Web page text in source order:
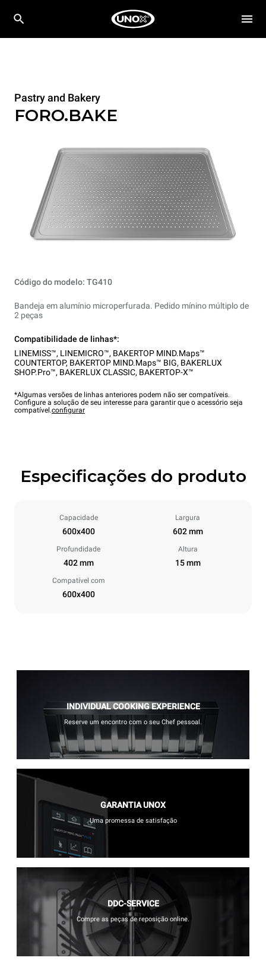
Pastry and Bakery
FORO.BAKE
Código do modelo: TG410
Bandeja em alumínio microperfurada. Pedido mínino múltiplo de
2 peças
Compatibilidade de linhas*:
LINEMISS™, LINEMICRO™, BAKERTOP MIND.Maps™
COUNTERTOP, BAKERTOP MIND.Maps™ BIG, BAKERLUX
SHOP.Pro™, BAKERLUX CLASSIC, BAKERTOP-X™
*Algumas versões de linhas anteriores podem não ser compatíveis.
Configure a solução de seu interesse para garantir que o acessório seja
compatível.configurar
Especificações do produto
Capacidade
600x400
Largura
602 mm
Profundidade
402 mm
Altura
15 mm
Compatível com
600x400
INDIVIDUAL COOKING EXPERIENCE
Reserve um encontro com o seu Chef pessoal.
GARANTIA UNOX
Uma promessa de satisfação
DDC-SERVICE
Compre as peças de reposição online.